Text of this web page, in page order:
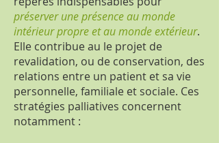
préserver une présence au monde
intérieur propre et au monde extérieur.
Elle contribue au le projet de
revalidation, ou de conservation, des
relations entre un patient et sa vie
personnelle, familiale et sociale. Ces
stratégies palliatives concernent
notamment :